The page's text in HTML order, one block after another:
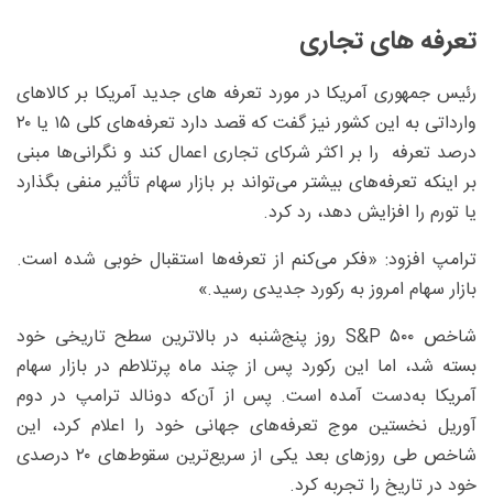
تعرفه های تجاری
رئیس جمهوری آمریکا در مورد تعرفه های جدید آمریکا بر کالاهای
وارداتی به این کشور نیز گفت که قصد دارد تعرفه‌های کلی ۱۵ یا ۲۰
درصد تعرفه را بر اکثر شرکای تجاری اعمال کند و نگرانی‌ها مبنی
بر اینکه تعرفه‌های بیشتر می‌تواند بر بازار سهام تأثیر منفی بگذارد
یا تورم را افزایش دهد، رد کرد.
ترامپ افزود: «فکر می‌کنم از تعرفه‌ها استقبال خوبی شده است.
بازار سهام امروز به رکورد جدیدی رسید.»
شاخص S&P ۵۰۰ روز پنج‌شنبه در بالاترین سطح تاریخی خود
بسته شد، اما این رکورد پس از چند ماه پرتلاطم در بازار سهام
آمریکا به‌دست آمده است. پس از آن‌که دونالد ترامپ در دوم
آوریل نخستین موج تعرفه‌های جهانی خود را اعلام کرد، این
شاخص طی روزهای بعد یکی از سریع‌ترین سقوط‌های ۲۰ درصدی
خود در تاریخ را تجربه کرد.